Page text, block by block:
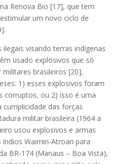
Renova Bio [17], que tem
um novo ciclo de
visando terras indígenas
usado explosivos que só
brasileiros [20],
1) esses explosivos foram
corruptos, ou 2) isso é uma
cumplicidade das forças
militar brasileira (1964 a
usou explosivos e armas
Waimiri-Atroari para
BR-174 (Manaus – Boa Vista),